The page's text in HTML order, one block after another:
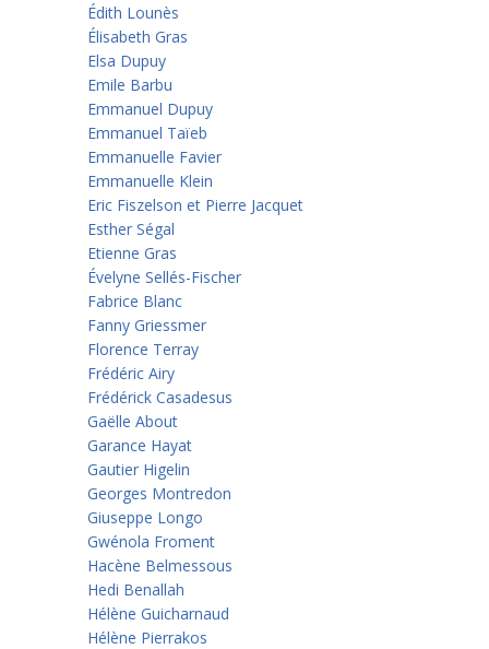
Édith Lounès
Élisabeth Gras
Elsa Dupuy
Emile Barbu
Emmanuel Dupuy
Emmanuel Taïeb
Emmanuelle Favier
Emmanuelle Klein
Eric Fiszelson et Pierre Jacquet
Esther Ségal
Etienne Gras
Évelyne Sellés-Fischer
Fabrice Blanc
Fanny Griessmer
Florence Terray
Frédéric Airy
Frédérick Casadesus
Gaëlle About
Garance Hayat
Gautier Higelin
Georges Montredon
Giuseppe Longo
Gwénola Froment
Hacène Belmessous
Hedi Benallah
Hélène Guicharnaud
Hélène Pierrakos